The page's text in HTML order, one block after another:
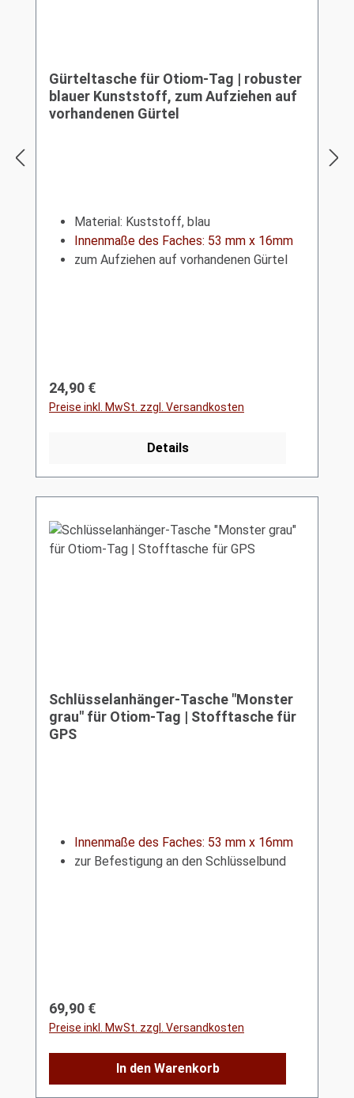
Gürteltasche für Otiom-Tag | robuster
blauer Kunststoff, zum Aufziehen auf
vorhandenen Gürtel
Material: Kuststoff, blau
Innenmaße des Faches: 53 mm x 16mm
zum Aufziehen auf vorhandenen Gürtel
Regulärer Preis:
24,90 €
Preise inkl. MwSt. zzgl. Versandkosten
Details
Schlüsselanhänger-Tasche "Monster
grau" für Otiom-Tag | Stofftasche für
GPS
Innenmaße des Faches: 53 mm x 16mm
zur Befestigung an den Schlüsselbund
Regulärer Preis:
69,90 €
Preise inkl. MwSt. zzgl. Versandkosten
In den Warenkorb